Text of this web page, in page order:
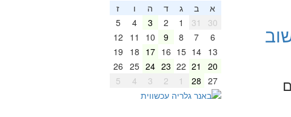
א ב ג ד ה ו
ז
30
31
1
2
3
4
5
6
7
8
9
10
11
12
13
14
15
16
17
18
19
20
21
22
23
24
25
26
27
28
1
2
3
4
5